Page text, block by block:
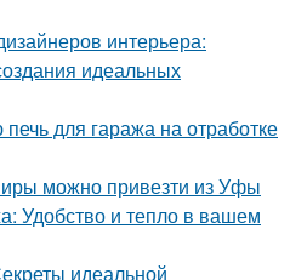
интерьера:
идеальных
для гаража на отработке
можно привезти из Уфы
Удобство и тепло в вашем
идеальной